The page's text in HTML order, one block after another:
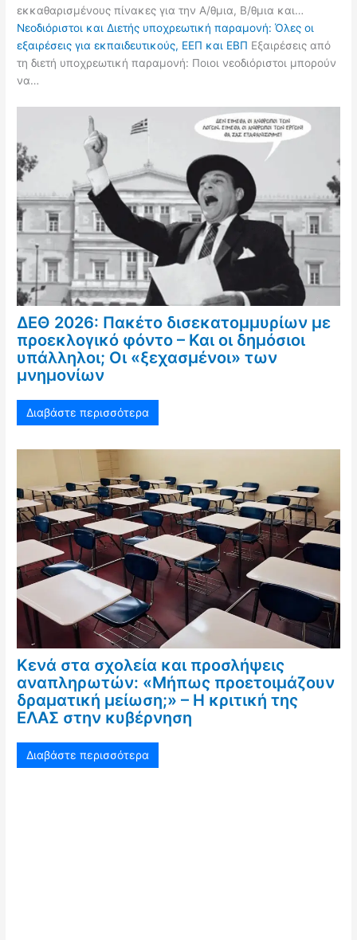
εκκαθαρισμένους πίνακες για την Α/θμια, Β/θμια και…
Νεοδιόριστοι και Διετής υποχρεωτική παραμονή: Όλες οι
εξαιρέσεις για εκπαιδευτικούς, ΕΕΠ και ΕΒΠ Εξαιρέσεις από
τη διετή υποχρεωτική παραμονή: Ποιοι νεοδιόριστοι μπορούν
να…
ΔΕΘ 2026: Πακέτο δισεκατομμυρίων με
προεκλογικό φόντο – Και οι δημόσιοι
υπάλληλοι; Οι «ξεχασμένοι» των
μνημονίων
Διαβάστε περισσότερα
Κενά στα σχολεία και προσλήψεις
αναπληρωτών: «Μήπως προετοιμάζουν
δραματική μείωση;» – Η κριτική της
ΕΛΑΣ στην κυβέρνηση
Διαβάστε περισσότερα